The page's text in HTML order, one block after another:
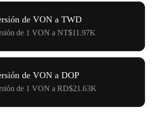
de VON a TWD
de 1 VON a NT$11.97K
de VON a DOP
de 1 VON a RD$21.63K